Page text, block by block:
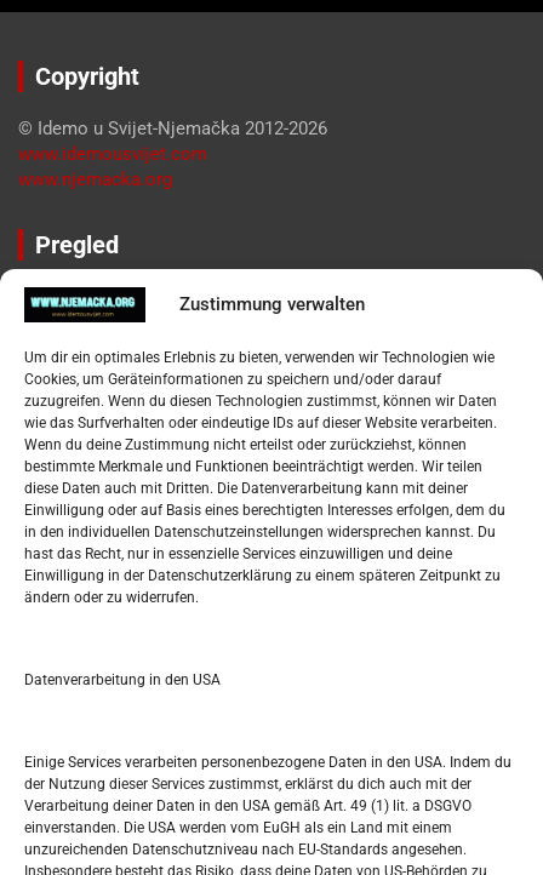
Zustimmung verwalten
Um dir ein optimales Erlebnis zu bieten, verwenden wir Technologien wie
Cookies, um Geräteinformationen zu speichern und/oder darauf
zuzugreifen. Wenn du diesen Technologien zustimmst, können wir Daten
wie das Surfverhalten oder eindeutige IDs auf dieser Website verarbeiten.
Wenn du deine Zustimmung nicht erteilst oder zurückziehst, können
bestimmte Merkmale und Funktionen beeinträchtigt werden. Wir teilen
diese Daten auch mit Dritten. Die Datenverarbeitung kann mit deiner
Einwilligung oder auf Basis eines berechtigten Interesses erfolgen, dem du
in den individuellen Datenschutzeinstellungen widersprechen kannst. Du
hast das Recht, nur in essenzielle Services einzuwilligen und deine
Einwilligung in der Datenschutzerklärung zu einem späteren Zeitpunkt zu
ändern oder zu widerrufen.
Datenverarbeitung in den USA
Einige Services verarbeiten personenbezogene Daten in den USA. Indem du
der Nutzung dieser Services zustimmst, erklärst du dich auch mit der
Verarbeitung deiner Daten in den USA gemäß Art. 49 (1) lit. a DSGVO
einverstanden. Die USA werden vom EuGH als ein Land mit einem
unzureichenden Datenschutzniveau nach EU-Standards angesehen.
Insbesondere besteht das Risiko, dass deine Daten von US-Behörden zu
Copyright
© Idemo u Svijet-Njemačka 2012-2026
www.idemousvijet.com
www.njemacka.org
Pregled
Impressum
Datenschutzerklärung
Widerufsbelehrung
Oglašavanje / Postavite svoj oglas
Tko je “Idemo u Svijet – Njemačka?
Pretražite stranicu:
S
e
a
h
M D M D F S S
1
3 4 5 6 7 8